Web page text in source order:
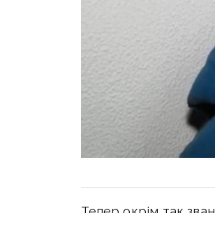
Тепер окрім так